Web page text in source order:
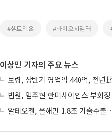
#셀트리온 #바이오시밀러
이상민 기자의 주요 뉴스
보령, 상반기 영업익 440억, 전
법원, 임주현 한미사이언스 부회
알테오젠, 올해만 1.8조 기술수출